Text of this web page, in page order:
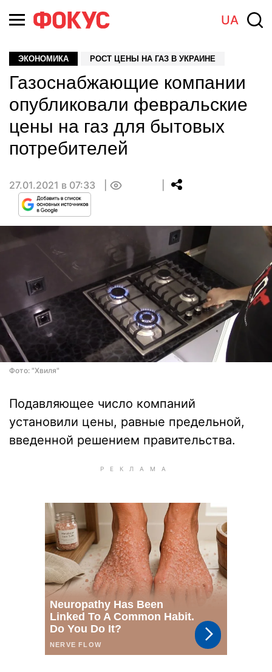
UA
ЭКОНОМИКА РОСТ ЦЕНЫ НА ГАЗ В УКРАИНЕ
Газоснабжающие компании
опубликовали февральские
цены на газ для бытовых
потребителей
27.01.2021 в 07:33
Фото: "Хвиля"
Подавляющее число компаний
установили цены, равные предельной,
введенной решением правительства.